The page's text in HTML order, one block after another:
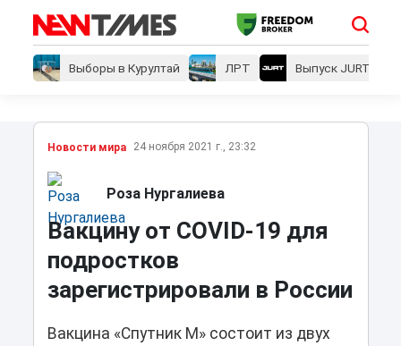
Выборы в Курултай ЛРТ Выпуск JURT
Новости мира 24 ноября 2021 г., 23:32
Роза Нургалиева
Вакцину от COVID-19 для
подростков
зарегистрировали в России
Вакцина «Спутник М» состоит из двух